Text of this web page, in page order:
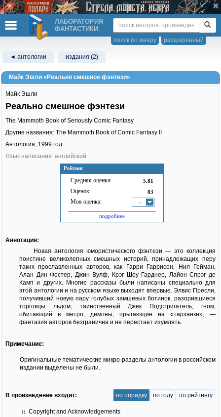
ЛАБОРАТОРИЯ
ФАНТАСТИКИ
расширенный
поиск по жанру
◄ антологии издания (2)
Майк Эшли «Реально смешное фэнтези»
Рейтинг
Средняя оценка: 5.81
Оценок: 83
Моя оценка: -
подробнее
Майк Эшли
Реально смешное фэнтези
The Mammoth Book of Seriously Comic Fantasy
Другие названия: The Mammoth Book of Comic Fantasy II
Антология, 1999 год
Язык написания: английский
Аннотация:
Новая антология юмористического фэнтези — это коллекция
поистине великолепных смешных историй, принадлежащих перу
таких прославленных авторов, как Гарри Гаррисон, Нил Гейман,
Алан Дин Фостер, Джин Вулф, Крэг Шоу Гарднер, Лайон Спрэг де
Камп и других. Многие рассказы были написаны специально для
этой антологии и на русском языке выходят впервые. Элвис Пресли,
получивший новую пару голубых замшевых ботинок, разорившиеся
торговцы льдом, таинственный Джек Подстригатель, гном,
обитающий в метро, демоны, прыгающие на «тарзанке», —
фантазия авторов безгранична и не перестает изумлять.
Примечание:
Оригинальные тематические микро-разделы антологии в российском
издании выделены не были.
В произведение входит: по порядку по году по рейтингу
Copyright and Acknowledgements